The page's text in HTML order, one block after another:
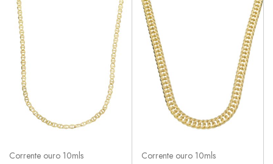
Corrente ouro 10mls Corrente ouro 10mls